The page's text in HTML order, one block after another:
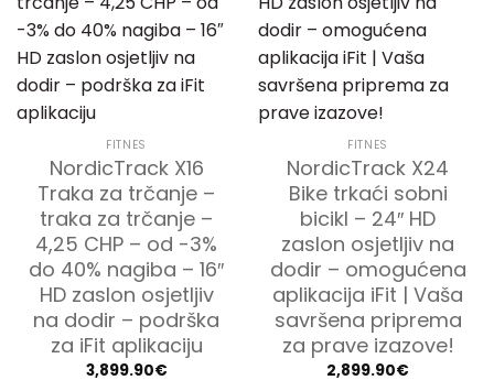
FITNES
NordicTrack X16
Traka za trčanje –
traka za trčanje –
4,25 CHP – od -3%
do 40% nagiba – 16″
HD zaslon osjetljiv
na dodir – podrška
za iFit aplikaciju
3,899.90€
FITNES
NordicTrack X24
Bike trkaći sobni
bicikl – 24″ HD
zaslon osjetljiv na
dodir – omogućena
aplikacija iFit | Vaša
savršena priprema
za prave izazove!
2,899.90€